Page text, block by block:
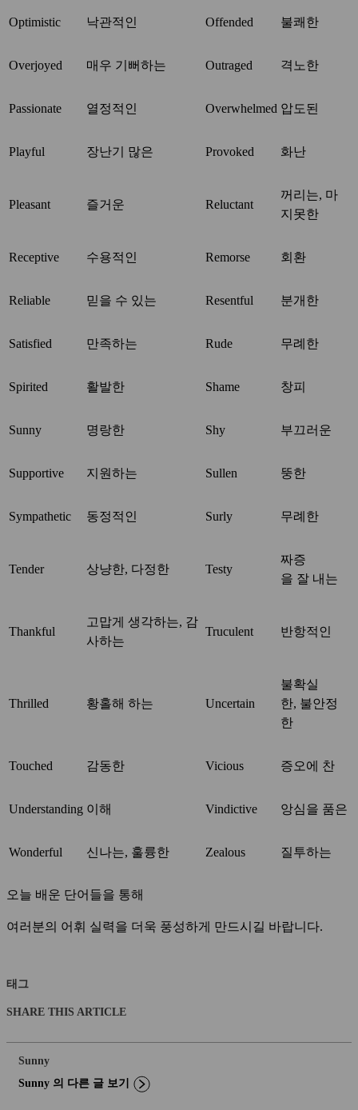
Optimistic 낙관적인 Offended 불쾌한
Overjoyed 매우 기뻐하는 Outraged 격노한
Passionate 열정적인 Overwhelmed 압도된
Playful 장난기 많은 Provoked 화난
Pleasant 즐거운 Reluctant
꺼리는, 마
지못한
Receptive 수용적인 Remorse 회환
Reliable 믿을 수 있는 Resentful 분개한
Satisfied 만족하는 Rude 무례한
Spirited 활발한 Shame 창피
Sunny 명랑한 Shy 부끄러운
Supportive 지원하는 Sullen 뚱한
Sympathetic 동정적인 Surly 무례한
Tender 상냥한, 다정한 Testy
짜증
을 잘 내는
Thankful
고맙게 생각하는, 감
사하는
Truculent 반항적인
Thrilled 황홀해 하는 Uncertain
불확실
한, 불안정
한
Touched 감동한 Vicious 증오에 찬
Understanding 이해 Vindictive 앙심을 품은
Wonderful 신나는, 훌륭한 Zealous 질투하는
오늘 배운 단어들을 통해
여러분의 어휘 실력을 더욱 풍성하게 만드시길 바랍니다.
태그
SHARE THIS ARTICLE
Sunny
Sunny 의 다른 글 보기